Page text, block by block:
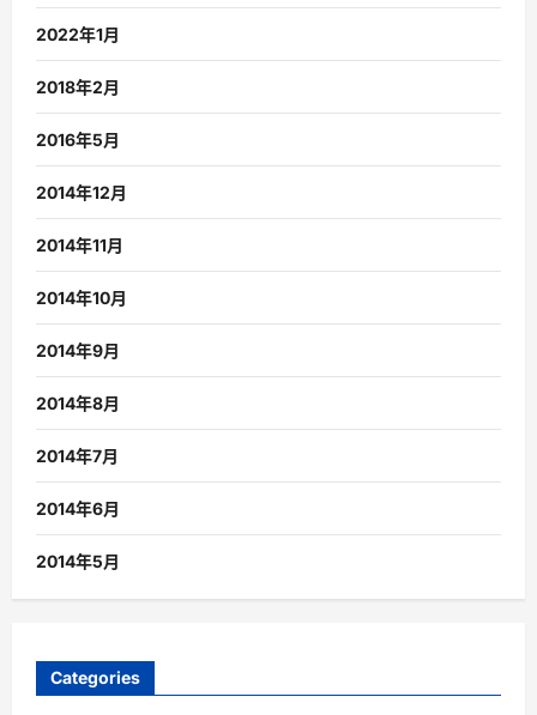
2022年1月
2018年2月
2016年5月
2014年12月
2014年11月
2014年10月
2014年9月
2014年8月
2014年7月
2014年6月
2014年5月
Categories